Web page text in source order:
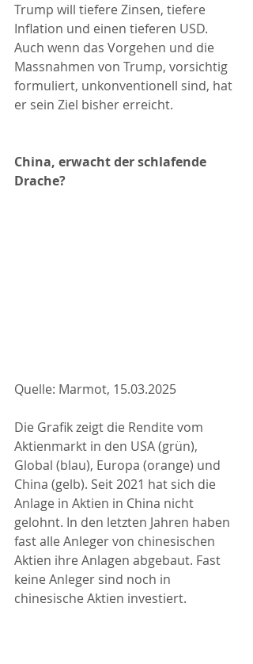
Trump will tiefere Zinsen, tiefere
Inflation und einen tieferen USD.
Auch wenn das Vorgehen und die
Massnahmen von Trump, vorsichtig
formuliert, unkonventionell sind, hat
er sein Ziel bisher erreicht.
China, erwacht der schlafende
Drache?
Quelle: Marmot, 15.03.2025
Die Grafik zeigt die Rendite vom
Aktienmarkt in den USA (grün),
Global (blau), Europa (orange) und
China (gelb). Seit 2021 hat sich die
Anlage in Aktien in China nicht
gelohnt. In den letzten Jahren haben
fast alle Anleger von chinesischen
Aktien ihre Anlagen abgebaut. Fast
keine Anleger sind noch in
chinesische Aktien investiert.